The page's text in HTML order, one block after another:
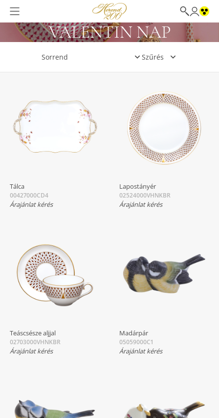
VALENTIN NAP
Szűrés
Tálca
00427000CD4
Árajánlat kérés
Lapostányér
02524000VHNKBR
Árajánlat kérés
Teáscsésze aljjal
02703000VHNKBR
Árajánlat kérés
Madárpár
05059000C1
Árajánlat kérés